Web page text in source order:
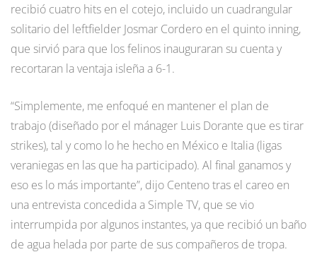
recibió cuatro hits en el cotejo, incluido un cuadrangular
solitario del leftfielder Josmar Cordero en el quinto inning,
que sirvió para que los felinos inauguraran su cuenta y
recortaran la ventaja isleña a 6-1.
“Simplemente, me enfoqué en mantener el plan de
trabajo (diseñado por el mánager Luis Dorante que es tirar
strikes), tal y como lo he hecho en México e Italia (ligas
veraniegas en las que ha participado). Al final ganamos y
eso es lo más importante”, dijo Centeno tras el careo en
una entrevista concedida a Simple TV, que se vio
interrumpida por algunos instantes, ya que recibió un baño
de agua helada por parte de sus compañeros de tropa.